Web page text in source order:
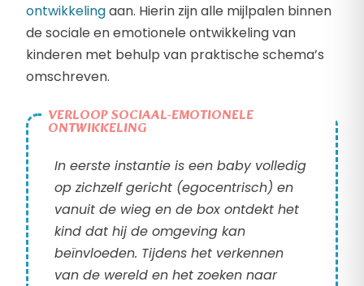
ontwikkelingaan. Hierin zijn alle mijlpalen binnen
de sociale en emotionele ontwikkeling van
kinderen met behulp van praktische schema’s
omschreven.
VERLOOP SOCIAAL-EMOTIONELE
ONTWIKKELING
In eerste instantie is een baby volledig
op zichzelf gericht (egocentrisch) en
vanuit de wieg en de box ontdekt het
kind dat hij de omgeving kan
beïnvloeden. Tijdens het verkennen
van de wereld en het zoeken naar